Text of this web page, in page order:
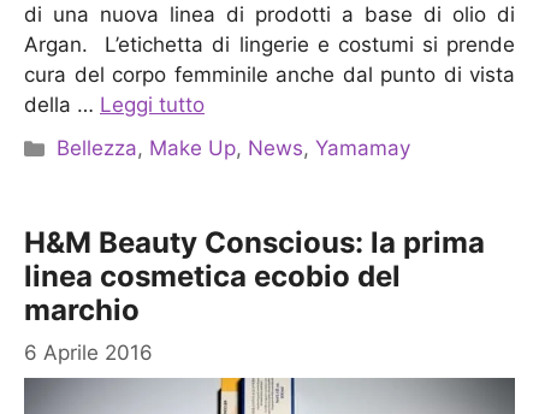
di una nuova linea di prodotti a base di olio di
Argan. L’etichetta di lingerie e costumi si prende
cura del corpo femminile anche dal punto di vista
della … Leggi tutto
Categorie
Bellezza, Make Up, News,Yamamay
H&M Beauty Conscious: la prima
linea cosmetica ecobio del
marchio
6 Aprile 2016